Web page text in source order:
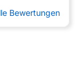
Bewertungen